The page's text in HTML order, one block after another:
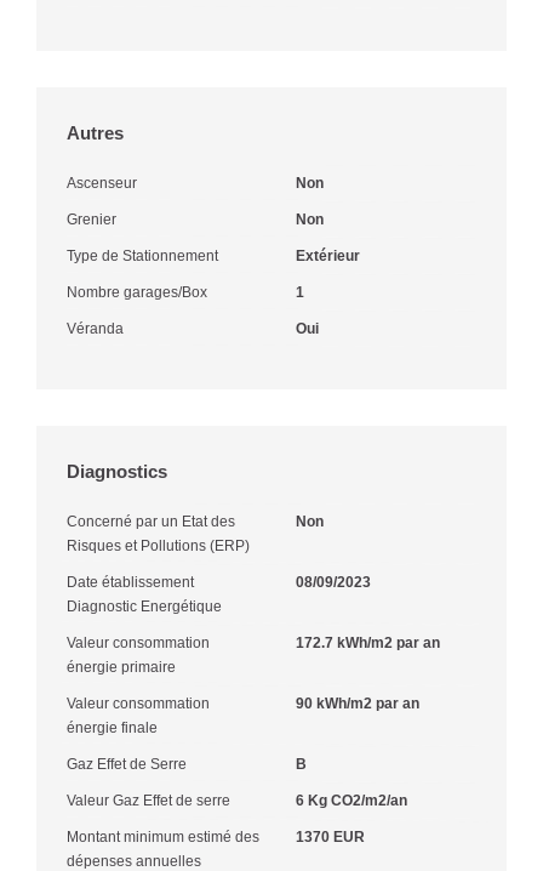
Autres
Ascenseur Non
Grenier Non
Type de Stationnement Extérieur
Nombre garages/Box 1
Véranda Oui
Diagnostics
Concerné par un Etat des
Risques et Pollutions (ERP)
Non
Date établissement
Diagnostic Energétique
08/09/2023
Valeur consommation
énergie primaire
172.7 kWh/m2 par an
Valeur consommation
énergie finale
90 kWh/m2 par an
Gaz Effet de Serre B
Valeur Gaz Effet de serre 6 Kg CO2/m2/an
Montant minimum estimé des
dépenses annuelles
1370 EUR